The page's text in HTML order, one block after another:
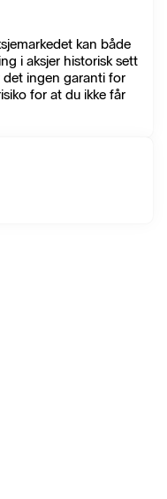
kan både
i aksjer historisk sett
ingen garanti for
for at du ikke får